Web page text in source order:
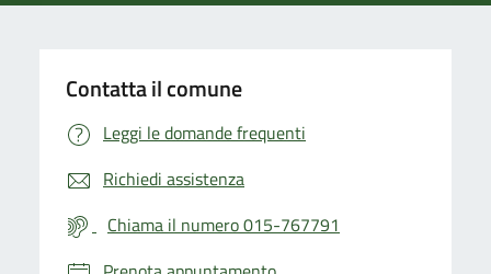
Contatta il comune
Leggi le domande frequenti
Richiedi assistenza
Chiama il numero 015-767791